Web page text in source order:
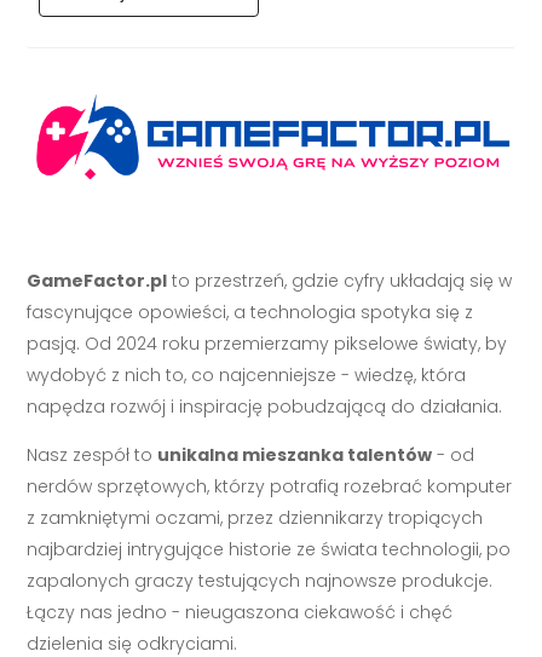
GameFactor.pl to przestrzeń, gdzie cyfry układają się w
fascynujące opowieści, a technologia spotyka się z
pasją. Od 2024 roku przemierzamy pikselowe światy, by
wydobyć z nich to, co najcenniejsze - wiedzę, która
napędza rozwój i inspirację pobudzającą do działania.
Nasz zespół to unikalna mieszanka talentów - od
nerdów sprzętowych, którzy potrafią rozebrać komputer
z zamkniętymi oczami, przez dziennikarzy tropiących
najbardziej intrygujące historie ze świata technologii, po
zapalonych graczy testujących najnowsze produkcje.
Łączy nas jedno - nieugaszona ciekawość i chęć
dzielenia się odkryciami.